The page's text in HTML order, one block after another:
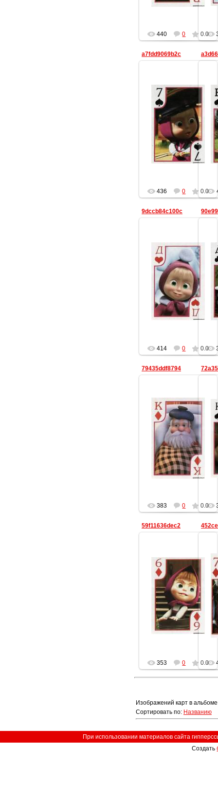
440 0 0.0
a7fdd9069b2c
20.08.2013
Lisika
436 0 0.0
9dccb84c100c
20.08.2013
Lisika
414 0 0.0
79435ddf8794
20.08.2013
Lisika
383 0 0.0
59f11636dec2
20.08.2013
Lisika
353 0 0.0
Изображений карт в альбоме
Сортировать по: Названию
При использовании материалов сайта
Создать